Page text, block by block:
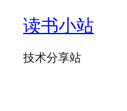
读书小站
技术分享站